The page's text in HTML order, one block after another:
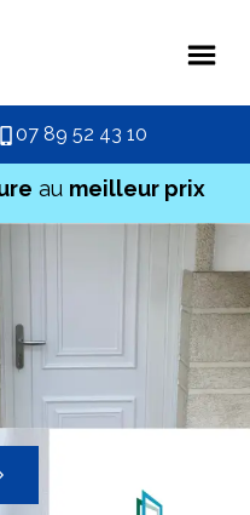
07 89 52 43 10
au meilleur prix